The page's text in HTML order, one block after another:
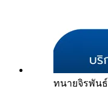
ทนายจิรพันธ์